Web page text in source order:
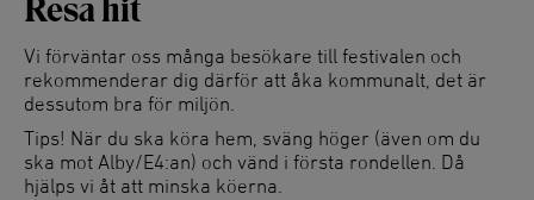
Resa hit
Vi förväntar oss många besökare till festivalen och
rekommenderar dig därför att åka kommunalt, det är
dessutom bra för miljön.
Tips! När du ska köra hem, sväng höger (även om du
ska mot Alby/E4:an) och vänd i första rondellen. Då
hjälps vi åt att minska köerna.